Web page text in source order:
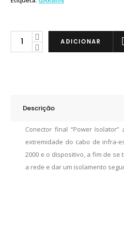
Garmin
Conector
quantity
ADICIONAR
Descrição
Conector final “Power
extremidade do cabo de infra-
2000 e o dispositivo, a fim de se
a rede e dar um isolamento